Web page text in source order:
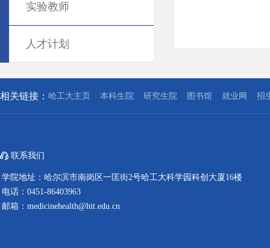
实验教师
人才计划
相关链接： 哈工大主页 本科生院 研究生院 图书馆 就业网 招
联系我们
学院地址：哈尔滨市南岗区一匡街2号哈工大科学园科创大厦16楼
电话：0451-86403963
邮箱：medicinehealth@hit.edu.cn